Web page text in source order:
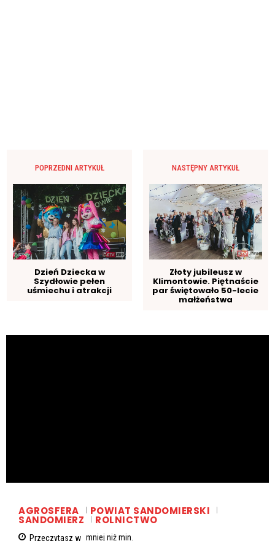
POPRZEDNI ARTYKUŁ
Dzień Dziecka w
Szydłowie pełen
uśmiechu i atrakcji
NASTĘPNY ARTYKUŁ
Złoty jubileusz w
Klimontowie. Piętnaście
par świętowało 50-lecie
małżeństwa